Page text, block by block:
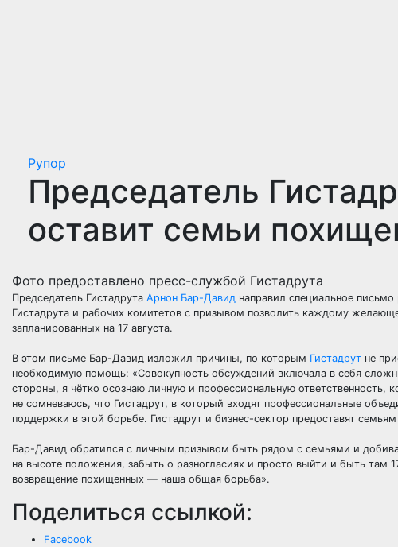
Рупор
Председатель
оставит семьи
Фото предоставлено пресс-службой Гистадрута
Председатель Гистадрута Арнон Бар-Давид направил специальное
Гистадрута и рабочих комитетов с призывом позволить каждому
запланированных на 17 августа.
В этом письме Бар-Давид изложил причины, по которым Гистадрут не
необходимую помощь: «Совокупность обсуждений включала в себя
стороны, я чётко осознаю личную и профессиональную ответственность,
не сомневаюсь, что Гистадрут, в который входят профессиональные
поддержки в этой борьбе. Гистадрут и бизнес-сектор предоставят
Бар-Давид обратился с личным призывом быть рядом с семьями и
на высоте положения, забыть о разногласиях и просто выйти и быть там
возвращение похищенных — наша общая борьба».
Поделиться ссылкой:
Facebook